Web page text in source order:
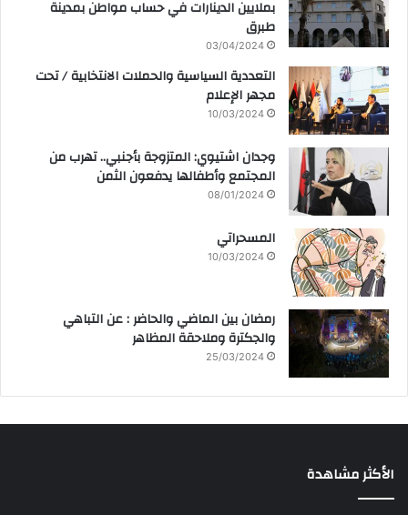
بملايين الدينارات في حساب مواطن بمدينة
طبرق
03/04/2024
التعددية السياسية والحملات الانتخابية / تحت
مجهر الإعلام
10/03/2024
وجدان اشتيوي: المتزوجة بأجنبي.. تهرب من
المجتمع وأطفالها يدفعون الثمن
08/01/2024
المسحراتي
10/03/2024
رمضان بين الماضي والحاضر : عن التباهي
والجكترة وملاحقة المظاهر
25/03/2024
الأكثر مشاهدة